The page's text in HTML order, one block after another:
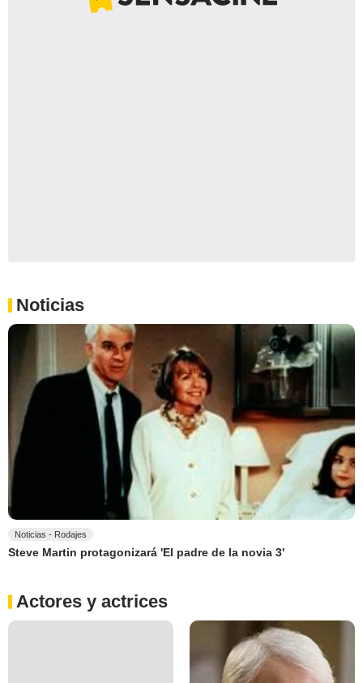
Noticias
Noticias - Rodajes
Steve Martin protagonizará 'El padre de la novia 3'
Actores y actrices